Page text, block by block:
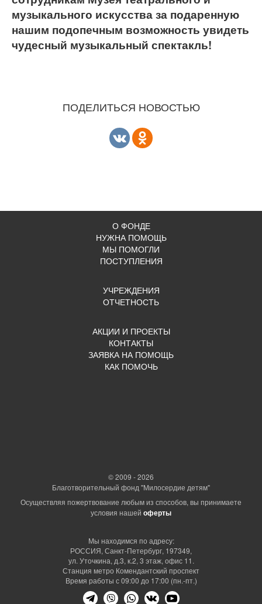
музыкального искусства за подаренную
нашим подопечным возможность увидеть
чудесный музыкальный спектакль!
ПОДЕЛИТЬСЯ НОВОСТЬЮ
О ФОНДЕ
НУЖНА ПОМОЩЬ
МЫ ПОМОГЛИ
ПОСТУПЛЕНИЯ
УЧРЕЖДЕНИЯ
ОТЧЕТНОСТЬ
АКЦИИ И ПРОЕКТЫ
КОНТАКТЫ
ЗАЯВКА НА ПОМОЩЬ
КАК ПОМОЧЬ
© 2009 - 2026
Благотворительный фонд "Милосердие детям"
Осуществляя пожертвование любым из способов, вы принимаете
условия нашей оферты
Мы находимся по адресу:
РОССИЯ, Санкт-Петербург, 197349,
ул. Уточкина, д.3, к.2, 3 этаж, офис 11.
Станция метро Комендантский проспект
Время работы с 09:00 до 17:00 (пн.-пт.)